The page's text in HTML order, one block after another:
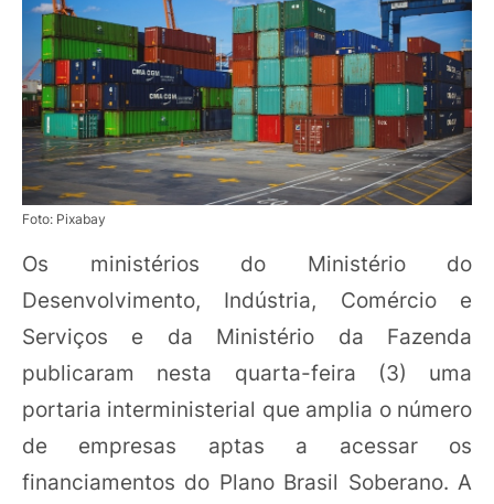
Foto: Pixabay
Os ministérios do Ministério do
Desenvolvimento, Indústria, Comércio e
Serviços e da Ministério da Fazenda
publicaram nesta quarta-feira (3) uma
portaria interministerial que amplia o número
de empresas aptas a acessar os
financiamentos do Plano Brasil Soberano. A